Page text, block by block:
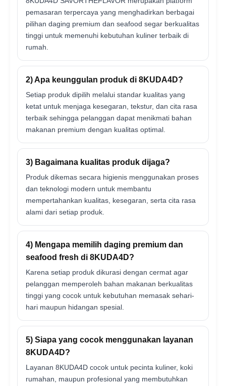
pemasaran terpercaya yang menghadirkan berbagai
pilihan daging premium dan seafood segar berkualitas
tinggi untuk memenuhi kebutuhan kuliner terbaik di
rumah.
2) Apa keunggulan produk di 8KUDA4D?
Setiap produk dipilih melalui standar kualitas yang
ketat untuk menjaga kesegaran, tekstur, dan cita rasa
terbaik sehingga pelanggan dapat menikmati bahan
makanan premium dengan kualitas optimal.
3) Bagaimana kualitas produk dijaga?
Produk dikemas secara higienis menggunakan proses
dan teknologi modern untuk membantu
mempertahankan kualitas, kesegaran, serta cita rasa
alami dari setiap produk.
4) Mengapa memilih daging premium dan
seafood fresh di 8KUDA4D?
Karena setiap produk dikurasi dengan cermat agar
pelanggan memperoleh bahan makanan berkualitas
tinggi yang cocok untuk kebutuhan memasak sehari-
hari maupun hidangan spesial.
5) Siapa yang cocok menggunakan layanan
8KUDA4D?
Layanan 8KUDA4D cocok untuk pecinta kuliner, koki
rumahan, maupun profesional yang membutuhkan